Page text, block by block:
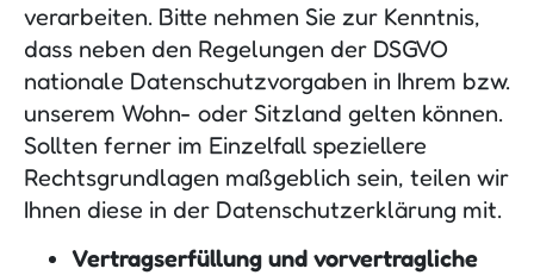
verarbeiten. Bitte nehmen Sie zur Kenntnis,
dass neben den Regelungen der DSGVO
nationale Datenschutzvorgaben in Ihrem bzw.
unserem Wohn- oder Sitzland gelten können.
Sollten ferner im Einzelfall speziellere
Rechtsgrundlagen maßgeblich sein, teilen wir
Ihnen diese in der Datenschutzerklärung mit.
Vertragserfüllung und vorvertragliche